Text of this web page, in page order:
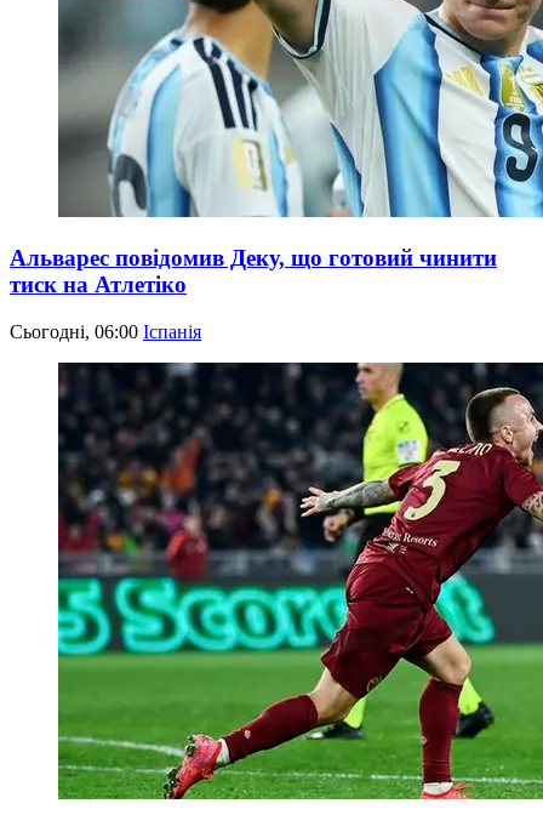
Альварес повідомив Деку, що готовий чинити
тиск на Атлетіко
Сьогодні, 06:00 Іспанія